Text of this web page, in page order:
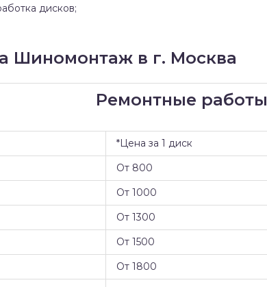
дисков;
Шиномонтаж в г. Москва
Ремонтные работы
*Цена за 1 диск
От 800
От 1000
От 1300
От 1500
От 1800